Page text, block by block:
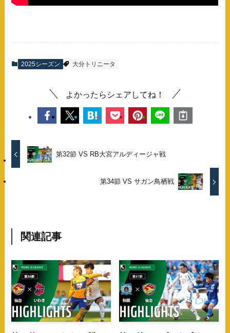
2025シーズン 大分トリニータ
よかったらシェアしてね！
第32節 VS RB大宮アルディージャ戦
第34節 VS サガン鳥栖戦
関連記事